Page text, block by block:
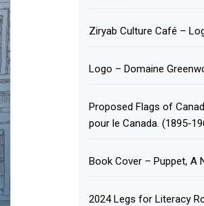
Ziryab Culture Café –
Logo – Domaine
Proposed Flags of
pour le Canada. (1895-
Book Cover – Puppet, A
2024 Legs for Literacy